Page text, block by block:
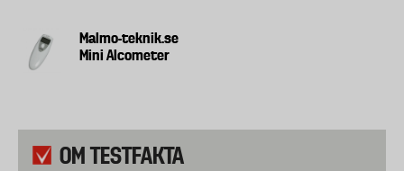
Malmo-teknik.se
Mini Alcometer
OM TESTFAKTA